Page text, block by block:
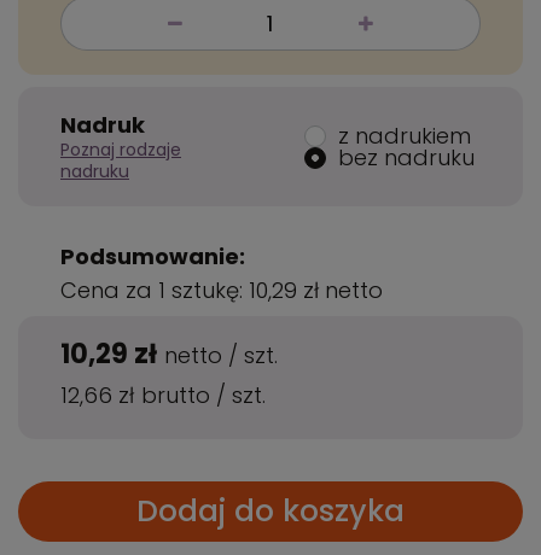
Nadruk
Poznaj rodzaje
nadruku
z nadrukiem
bez nadruku
Podsumowanie:
Cena za 1 sztukę: 10,29 zł netto
10,29 zł netto / szt.
12,66 zł brutto / szt.
Dodaj do koszyka